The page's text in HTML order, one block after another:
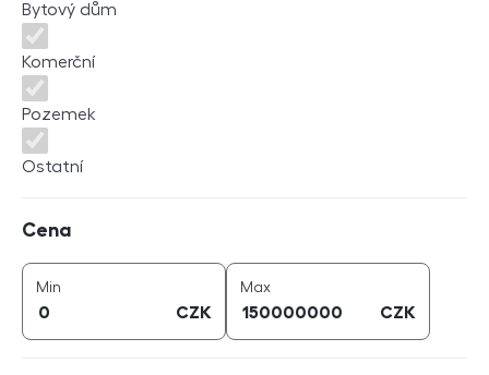
Bytový dům
Komerční
Pozemek
Ostatní
Cena
Min
CZK
Maxcena (
CZK